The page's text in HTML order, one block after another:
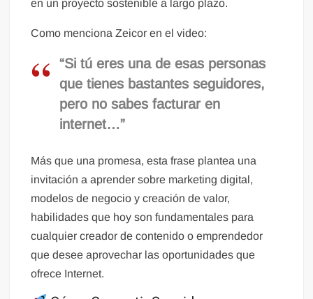
en un proyecto sostenible a largo plazo.
Como menciona Zeicor en el video:
“Si tú eres una de esas personas
que tienes bastantes seguidores,
pero no sabes facturar en
internet…”
Más que una promesa, esta frase plantea una
invitación a aprender sobre marketing digital,
modelos de negocio y creación de valor,
habilidades que hoy son fundamentales para
cualquier creador de contenido o emprendedor
que desee aprovechar las oportunidades que
ofrece Internet.